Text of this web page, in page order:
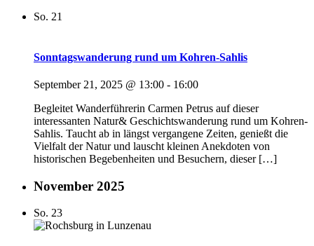
So. 21
Sonntagswanderung rund um Kohren-Sahlis
September 21, 2025 @ 13:00 - 16:00
Begleitet Wanderführerin Carmen Petrus auf dieser
interessanten Natur& Geschichtswanderung rund um Kohren-
Sahlis. Taucht ab in längst vergangene Zeiten, genießt die
Vielfalt der Natur und lauscht kleinen Anekdoten von
historischen Begebenheiten und Besuchern, dieser […]
November 2025
So. 23